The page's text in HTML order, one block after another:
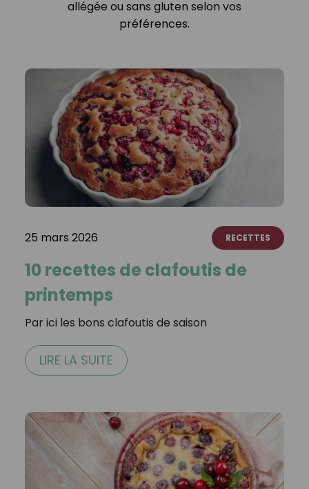
allégée ou sans gluten selon vos
préférences.
25 mars 2026 RECETTES
10 recettes de clafoutis de
printemps
Par ici les bons clafoutis de saison
LIRE LA SUITE